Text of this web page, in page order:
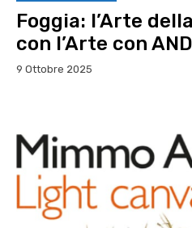
Foggia: l’Arte
con l’Arte con
9 Ottobre 2025